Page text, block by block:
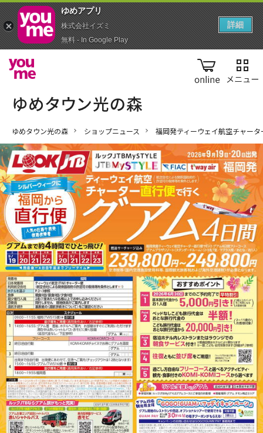
online
ゆめタウン光の森 ショップニュース 福岡発ティーウェイ航空チャータ
ゆめアプ‪リ‬
株式会社イズミ
無料 - In Google Play
詳細